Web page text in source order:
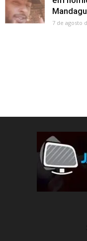
7 de agosto